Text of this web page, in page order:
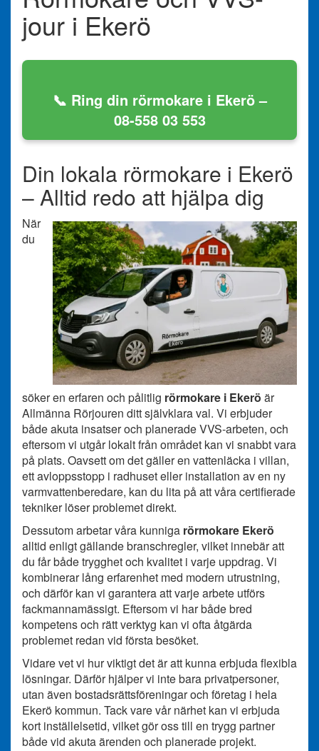
jour i Ekerö
📞 Ring din rörmokare i Ekerö –
08-558 03 553
Din lokala rörmokare i Ekerö
– Alltid redo att hjälpa dig
När
du
söker en erfaren och pålitlig rörmokare i Ekerö är
Allmänna Rörjouren ditt självklara val. Vi erbjuder
både akuta insatser och planerade VVS-arbeten, och
eftersom vi utgår lokalt från området kan vi snabbt vara
på plats. Oavsett om det gäller en vattenläcka i villan,
ett avloppsstopp i radhuset eller installation av en ny
varmvattenberedare, kan du lita på att våra certifierade
tekniker löser problemet direkt.
Dessutom arbetar våra kunniga rörmokare Ekerö
alltid enligt gällande branschregler, vilket innebär att
du får både trygghet och kvalitet i varje uppdrag. Vi
kombinerar lång erfarenhet med modern utrustning,
och därför kan vi garantera att varje arbete utförs
fackmannamässigt. Eftersom vi har både bred
kompetens och rätt verktyg kan vi ofta åtgärda
problemet redan vid första besöket.
Vidare vet vi hur viktigt det är att kunna erbjuda flexibla
lösningar. Därför hjälper vi inte bara privatpersoner,
utan även bostadsrättsföreningar och företag i hela
Ekerö kommun. Tack vare vår närhet kan vi erbjuda
kort inställelsetid, vilket gör oss till en trygg partner
både vid akuta ärenden och planerade projekt.